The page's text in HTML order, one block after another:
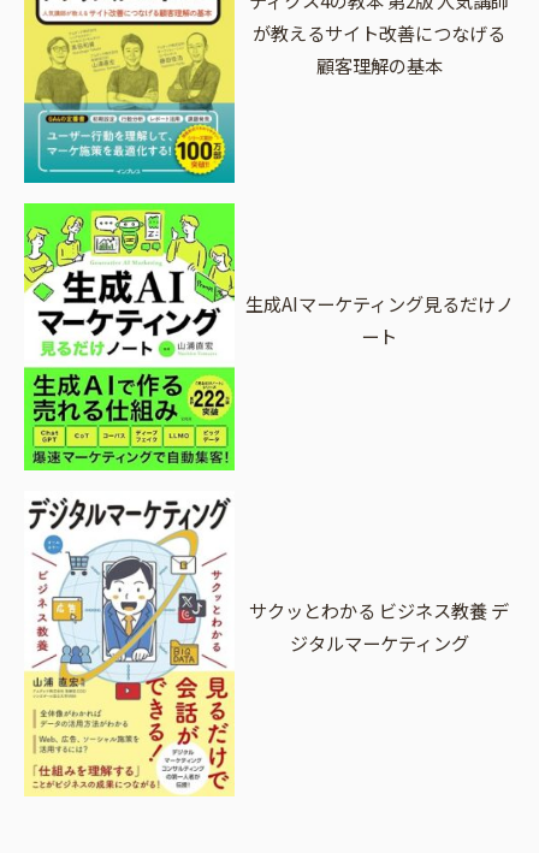
が教えるサイト改善につなげる
顧客理解の基本
生成AIマーケティング見るだけノ
ート
サクッとわかる ビジネス教養 デ
ジタルマーケティング